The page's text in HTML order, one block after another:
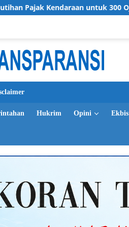
untuk 300 Ojol di Malang
Hukrim Opini Ekbis